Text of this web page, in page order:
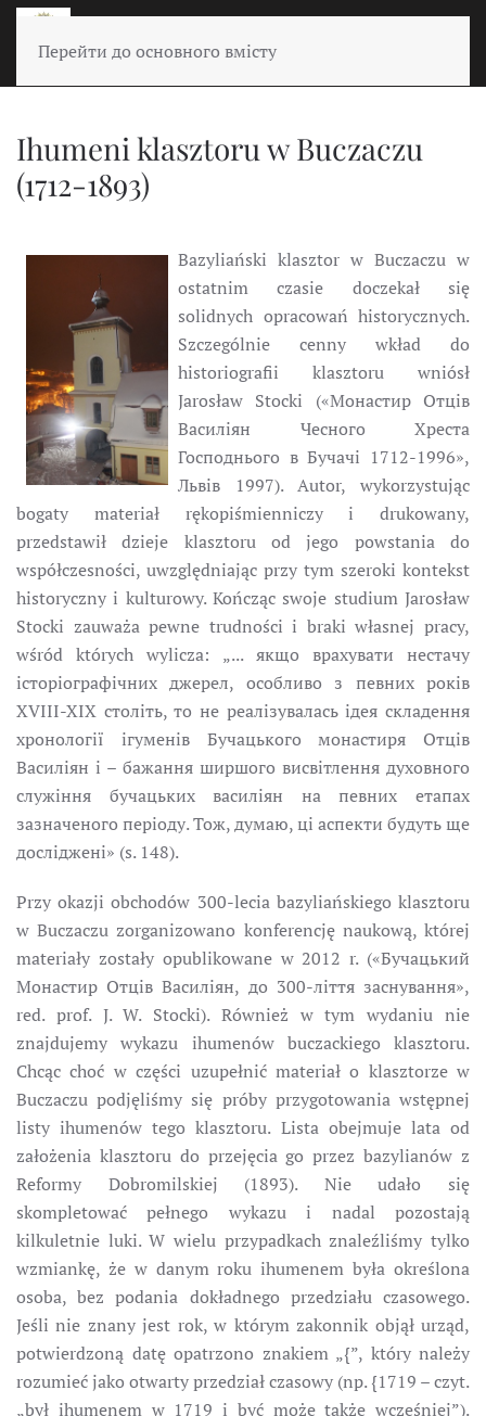
Перейти до основного вмісту
Ihumeni klasztoru w Buczaczu
(1712-1893)
Bazyliański klasztor w Buczaczu w
ostatnim czasie doczekał się
solidnych opracowań historycznych.
Szczególnie cenny wkład do
historiografii klasztoru wniósł
Jarosław Stocki («Монастир Отців
Василіян Чесного Хреста
Господнього в Бучачі 1712-1996»,
Львів 1997). Autor, wykorzystując
bogaty materiał rękopiśmienniczy i drukowany,
przedstawił dzieje klasztoru od jego powstania do
współczesności, uwzględniając przy tym szeroki kontekst
historyczny i kulturowy. Kończąc swoje studium Jarosław
Stocki zauważa pewne trudności i braki własnej pracy,
wśród których wylicza: „... якщо врахувати нестачу
історіографічних джерел, особливо з певних років
XVIII-XIX століть, то не реалізувалась ідея складення
хронології ігуменів Бучацького монастиря Отців
Василіян і – бажання ширшого висвітлення духовного
служіння бучацьких василіян на певних етапах
зазначеного періоду. Тож, думаю, ці аспекти будуть ще
досліджені» (s. 148).
Przy okazji obchodów 300-lecia bazyliańskiego klasztoru
w Buczaczu zorganizowano konferencję naukową, której
materiały zostały opublikowane w 2012 r. («Бучацький
Монастир Отців Василіян, до 300-ліття заснування»,
red. prof. J. W. Stocki). Również w tym wydaniu nie
znajdujemy wykazu ihumenów buczackiego klasztoru.
Chcąc choć w części uzupełnić materiał o klasztorze w
Buczaczu podjęliśmy się próby przygotowania wstępnej
listy ihumenów tego klasztoru. Lista obejmuje lata od
założenia klasztoru do przejęcia go przez bazylianów z
Reformy Dobromilskiej (1893). Nie udało się
skompletować pełnego wykazu i nadal pozostają
kilkuletnie luki. W wielu przypadkach znaleźliśmy tylko
wzmiankę, że w danym roku ihumenem była określona
osoba, bez podania dokładnego przedziału czasowego.
Jeśli nie znany jest rok, w którym zakonnik objął urząd,
potwierdzoną datę opatrzono znakiem „{”, który należy
rozumieć jako otwarty przedział czasowy (np. {1719 – czyt.
„był ihumenem w 1719 i być może także wcześniej”).